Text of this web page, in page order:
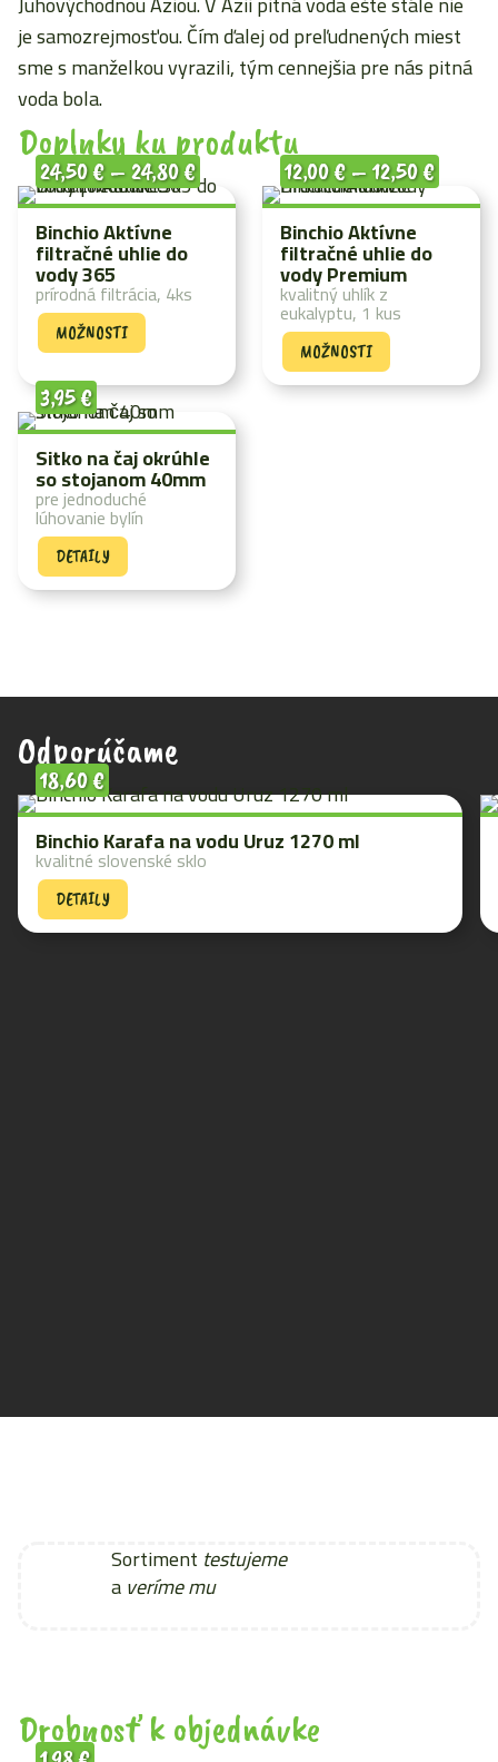
je samozrejmosťou. Čím ďalej od preľudnených miest
sme s manželkou vyrazili, tým cennejšia pre nás pitná
voda bola.
Doplnky ku produktu
Binchio Aktívne
filtračné uhlie do
vody 365
24,50€–24,80€
prírodná filtrácia, 4ks
MOŽNOSTI
Binchio Aktívne
filtračné uhlie do
vody Premium
12,00€–12,50€
kvalitný uhlík z
eukalyptu, 1 kus
MOŽNOSTI
Sitko na čaj okrúhle
so stojanom 40mm
3,95€
pre jednoduché
lúhovanie bylín
DETAILY
Odporúčame
Binchio Karafa na vodu Uruz 1270 ml
18,60€
kvalitné slovenské sklo
DETAILY
Sortiment testujeme
averíme mu
Drobnosť k objednávke